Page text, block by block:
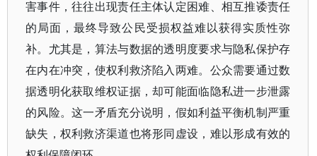
害事件，往往出现责任主体认定困难、相互推诿责任
的局面，最终导致公民受损权益难以获得实质性弥
补。尤其是，算法与数据的透明度要求与隐私保护存
在内在冲突，使权利救济陷入两难。公众需要通过数
据透明化获取维权证据，却可能面临隐私进一步泄露
的风险。这一矛盾充分说明，假如利益平衡机制严重
缺失，权利救济渠道也将形同虚设，难以形成有效的